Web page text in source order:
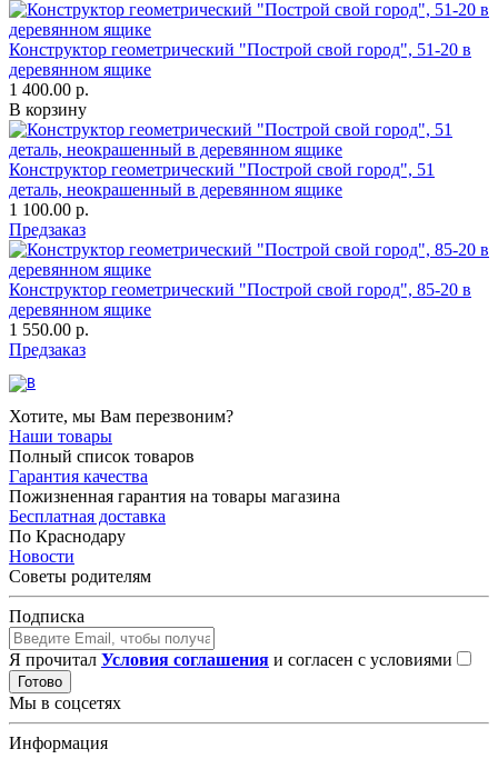
Конструктор геометрический "Построй свой город", 51-20 в
деревянном ящике
1 400.00 р.
В корзину
Конструктор геометрический "Построй свой город", 51
деталь, неокрашенный в деревянном ящике
1 100.00 р.
Предзаказ
Конструктор геометрический "Построй свой город", 85-20 в
деревянном ящике
1 550.00 р.
Предзаказ
Хотите, мы Вам перезвоним?
Наши товары
Полный список товаров
Гарантия качества
Пожизненная гарантия на товары магазина
Бесплатная доставка
По Краснодару
Новости
Советы родителям
Подписка
Я прочитал Условия соглашения и согласен с условиями
Готово
Мы в соцсетях
Информация